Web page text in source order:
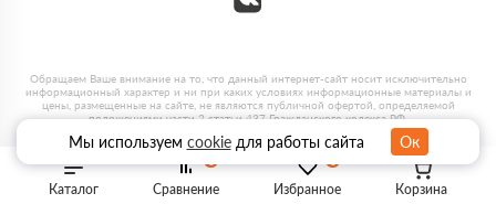
Каталог Избранное
Сравнение Корзина
Мы используем cookieдля работы сайта Ок